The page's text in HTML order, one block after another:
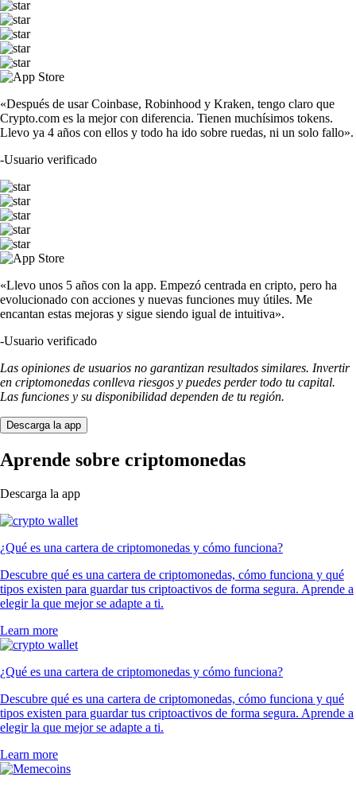
«Después de usar Coinbase, Robinhood y Kraken, tengo claro que
Crypto.com es la mejor con diferencia. Tienen muchísimos tokens.
Llevo ya 4 años con ellos y todo ha ido sobre ruedas, ni un solo fallo».
-Usuario verificado
«Llevo unos 5 años con la app. Empezó centrada en cripto, pero ha
evolucionado con acciones y nuevas funciones muy útiles. Me
encantan estas mejoras y sigue siendo igual de intuitiva».
-Usuario verificado
Las opiniones de usuarios no garantizan resultados similares. Invertir
en criptomonedas conlleva riesgos y puedes perder todo tu capital.
Las funciones y su disponibilidad dependen de tu región.
Descarga la app
Aprende sobre criptomonedas
Descarga la app
¿Qué es una cartera de criptomonedas y cómo funciona?
Descubre qué es una cartera de criptomonedas, cómo funciona y qué
tipos existen para guardar tus criptoactivos de forma segura. Aprende a
elegir la que mejor se adapte a ti.
Learn more
¿Qué es una cartera de criptomonedas y cómo funciona?
Descubre qué es una cartera de criptomonedas, cómo funciona y qué
tipos existen para guardar tus criptoactivos de forma segura. Aprende a
elegir la que mejor se adapte a ti.
Learn more